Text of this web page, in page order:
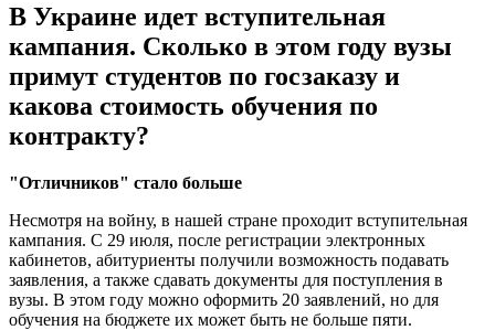
В Украине идет вступительная
кампания. Сколько в этом году вузы
примут студентов по госзаказу и
какова стоимость обучения по
контракту?
"Отличников" стало больше
Несмотря на войну, в нашей стране проходит вступительная
кампания. С 29 июля, после регистрации электронных
кабинетов, абитуриенты получили возможность подавать
заявления, а также сдавать документы для поступления в
вузы. В этом году можно оформить 20 заявлений, но для
обучения на бюджете их может быть не больше пяти.